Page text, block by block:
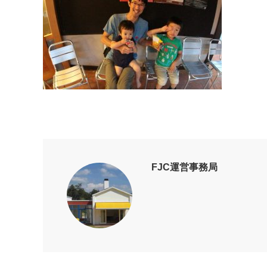
FJC運営事務局